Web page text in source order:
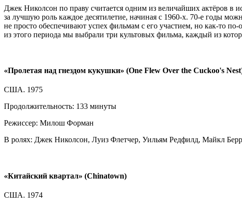
Джек Николсон по праву считается одним из величайших актёров в
за лучшую роль каждое десятилетие, начиная с 1960-х. 70-е годы
не просто обеспечивают успех фильмам с его участием, но как-то
из этого периода мы выбрали три культовых фильма, каждый из
«Пролетая над гнездом кукушки» (One Flew Over the Cuckoo's
США. 1975
Продолжительность: 133 минуты
Режиссер: Милош Форман
В ролях: Джек Николсон, Луиз Флетчер, Уильям Редфилд, Майкл
«Китайский квартал» (Chinatown)
США. 1974